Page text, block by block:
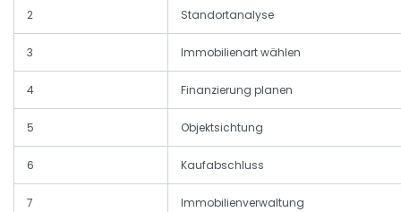
2 Standortanalyse
3 Immobilienart wählen
4 Finanzierung planen
5 Objektsichtung
6 Kaufabschluss
7 Immobilienverwaltung